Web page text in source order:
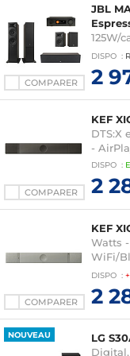
COMPARER
JBL
125W/
HDMI
Fi/
5.0
DISPO :
2
COMPARER
KEF
DTS:X
-
DISPO :
2
COMPARER
KEF
Watts
WiFi/
eARC/
DISPO :
2
NOUVEAU LG